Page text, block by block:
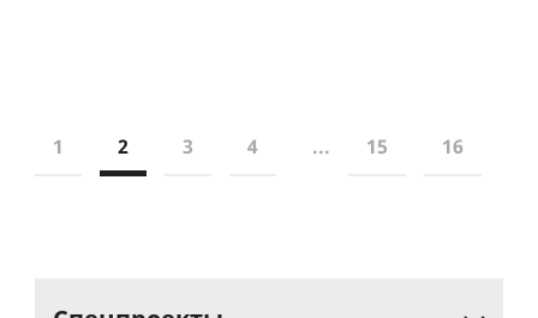
1 2 3 4 ... 15 16